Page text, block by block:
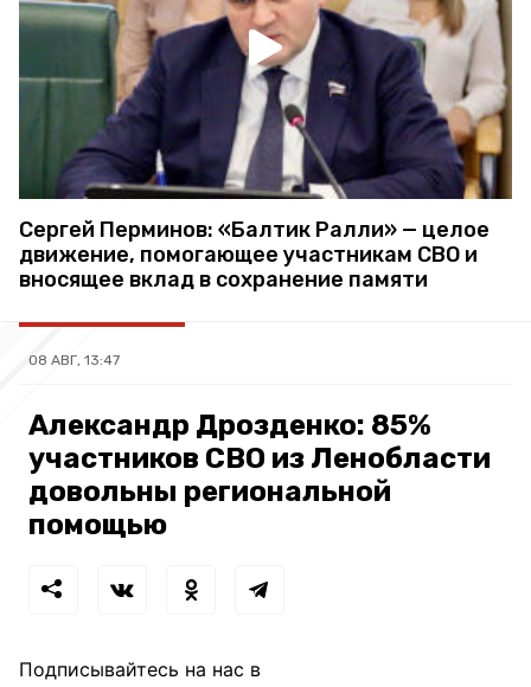
Сергей Перминов: «Балтик Ралли» — целое
движение, помогающее участникам СВО и
вносящее вклад в сохранение памяти
08 АВГ, 13:47
Александр Дрозденко: 85%
участников СВО из Ленобласти
довольны региональной
помощью
Подписывайтесь на нас в